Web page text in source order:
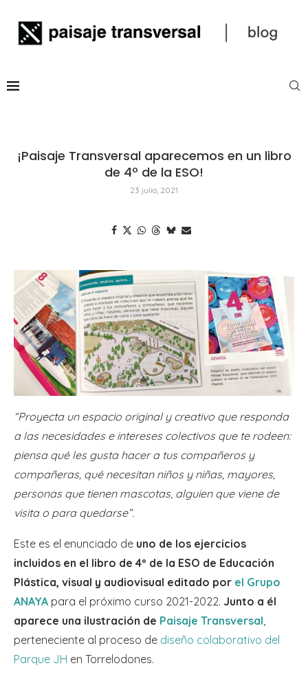
¡Paisaje Transversal aparecemos en un libro
de 4º de la ESO!
23 julio, 2021
“Proyecta un espacio original y creativo que responda
a las necesidades e intereses colectivos que te rodeen:
piensa qué les gusta hacer a tus compañeros y
compañeras, qué necesitan niños y niñas, mayores,
personas que tienen mascotas, alguien que viene de
visita o para quedarse”.
Este es el enunciado de uno de los ejercicios
incluidos en el libro de 4º de la ESO de Educación
Plástica, visual y audiovisual editado por el Grupo
ANAYA para el próximo curso 2021-2022. Junto a él
aparece una ilustración de Paisaje Transversal,
perteneciente al proceso de diseño colaborativo del
Parque JH en Torrelodones.